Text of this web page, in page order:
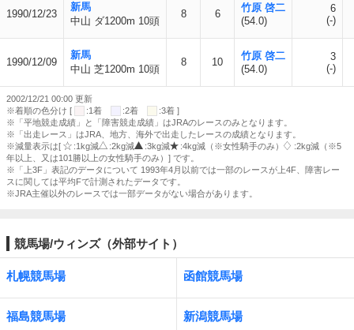
1990/12/23
新馬
中山 ダ1200m 10頭
8 6
竹原 啓二
(54.0)
6
(-)
1990/12/09
新馬
中山 芝1200m 10頭
8 10
竹原 啓二
(54.0)
3
(-)
2002/12/21 00:00 更新
※着順の色分け [
:1着 :2着
:3着 ]
※「平地競走成績」と「障害競走成績」はJRAのレースのみとなります。
※「出走レース」はJRA、地方、海外で出走したレースの成績となります。
※減量表示は[
:1kg減 :2kg減 :3kg減 :4kg減（※女性騎手のみ）
:2kg減（※5
年以上、又は101勝以上の女性騎手のみ）] です。
※「上3F」表記のデータについて 1993年4月以前では一部のレースが上4F、障害レー
スに関しては平均Fで計測されたデータです。
※JRA主催以外のレースでは一部データがない場合があります。
競馬場/ウィンズ（外部サイト）
札幌競馬場 函館競馬場
福島競馬場 新潟競馬場